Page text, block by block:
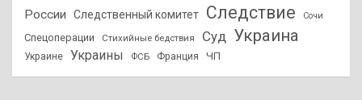
России
Следственный комитет Следствие Сочи
Спецоперации Стихийные бедствия Суд Украина
Украине Украины ФСБ Франция ЧП